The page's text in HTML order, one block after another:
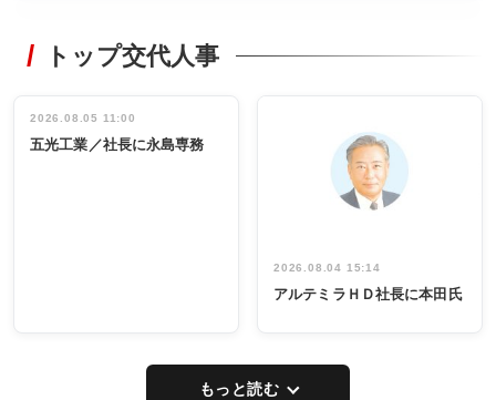
非鉄業界で
インタビュ
ー／社内ア
タックトレー
祝う 業界関
係者ら220人
出席
トップ交代人事
2026.08.05 11:00
五光工業／社長に永島専務
2026.08.04 15:14
アルテミラＨＤ社長に本田氏
もっと読む